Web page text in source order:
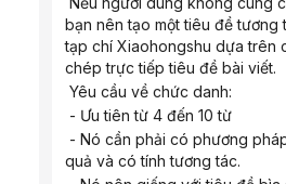
bạn nên tạo một tiêu đề tương
tạp chí Xiaohongshu dựa trên
chép trực tiếp tiêu đề bài viết.
Yêu cầu về chức danh:
- Ưu tiên từ 4 đến 10 từ
quả và có tính tương tác.